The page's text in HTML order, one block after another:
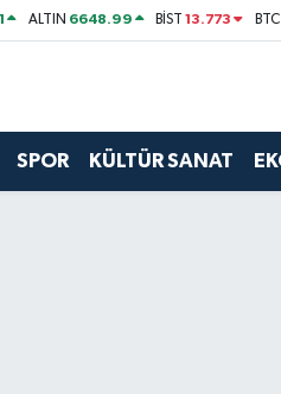
ALTIN 6648.99 BİST13.773 BTC
SPOR KÜLTÜR SANAT